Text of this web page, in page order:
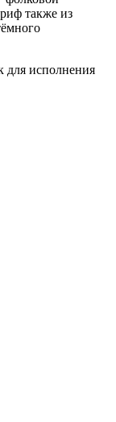
также из
для исполнения